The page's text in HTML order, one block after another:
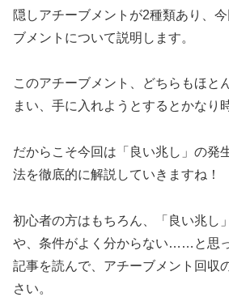
隠しアチーブメントが2種類あり、
ブメントについて説明します。
このアチーブメント、どちらもほと
まい、手に入れようとするとかなり
だからこそ今回は「良い兆し」の発
法を徹底的に解説していきますね！
初心者の方はもちろん、「良い兆し
や、条件がよく分からない……と思
記事を読んで、アチーブメント回収
さい。